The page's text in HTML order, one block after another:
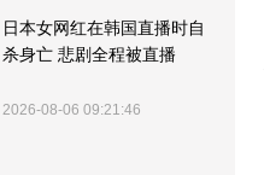
日本女网红在韩国直播时自
杀身亡 悲剧全程被直播
2026-08-06 09:21:46